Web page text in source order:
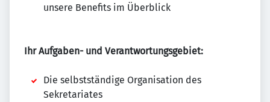
unsere Benefits im Überblick
Ihr Aufgaben- und Verantwortungsgebiet:
Die selbstständige Organisation des
Sekretariates